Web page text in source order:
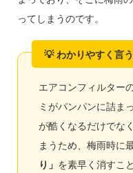
ってしまうのです。
エアコンフィルター
ミがパンパンに詰ま
が酷くなるだけでな
まうため、梅雨時に
り」 を素早く消すこ